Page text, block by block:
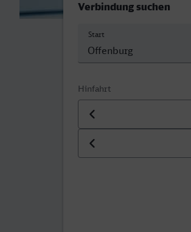
Verbindung suchen
Start
Hinfahrt
Datum der Hinfahrt
Uhrzeit der Hinfahrt